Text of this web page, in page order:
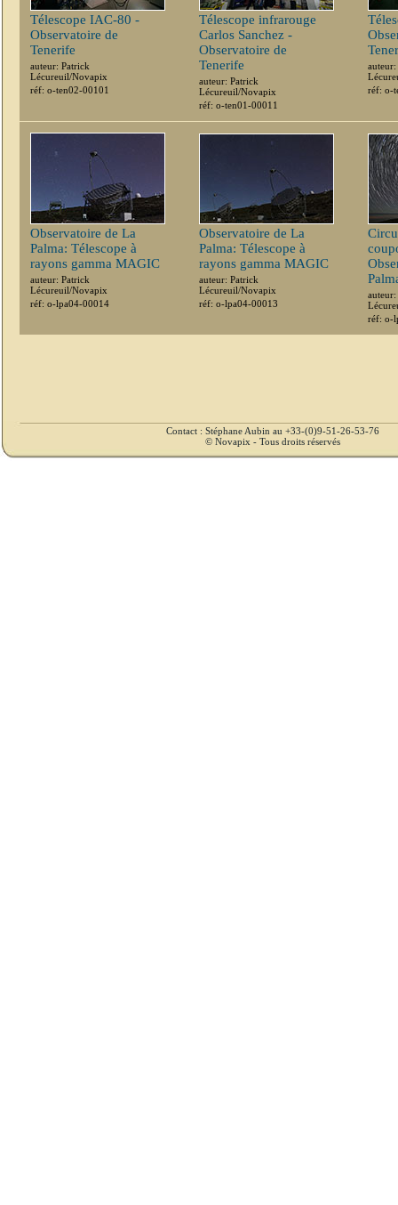
Télescope IAC-80 -
Observatoire de
Tenerife
auteur: Patrick
Lécureuil/Novapix
réf: o-ten02-00101
Télescope infrarouge
Carlos Sanchez -
Observatoire de
Tenerife
auteur: Patrick
Lécureuil/Novapix
réf: o-ten01-00011
réf: o-
Observatoire de La
Palma: Télescope à
rayons gamma MAGIC
auteur: Patrick
Lécureuil/Novapix
réf: o-lpa04-00014
Observatoire de La
Palma: Télescope à
rayons gamma MAGIC
auteur: Patrick
Lécureuil/Novapix
réf: o-lpa04-00013
réf: o-
Contact : Stéphane Aubin au +33-(0)9-51-26-53-76
© Novapix - Tous droits réservés